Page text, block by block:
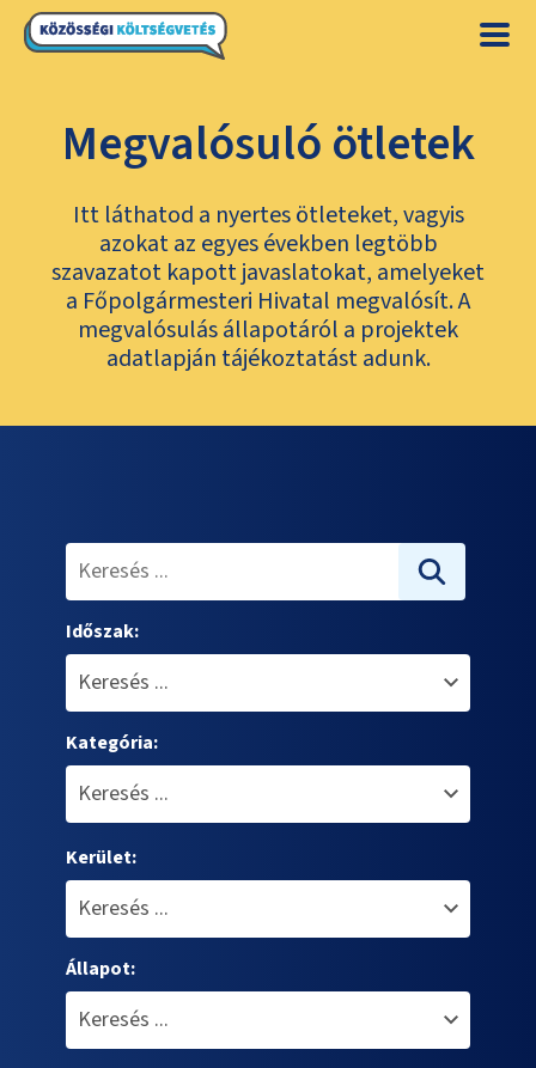
Megvalósuló ötletek
Itt láthatod a nyertes ötleteket, vagyis
azokat az egyes években legtöbb
szavazatot kapott javaslatokat, amelyeket
a Főpolgármesteri Hivatal megvalósít. A
megvalósulás állapotáról a projektek
adatlapján tájékoztatást adunk.
Időszak:
Kategória:
Kerület:
Állapot: